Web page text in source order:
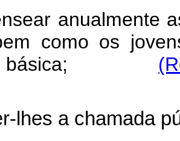
anualmente
como os
básica;
lhes a chamada